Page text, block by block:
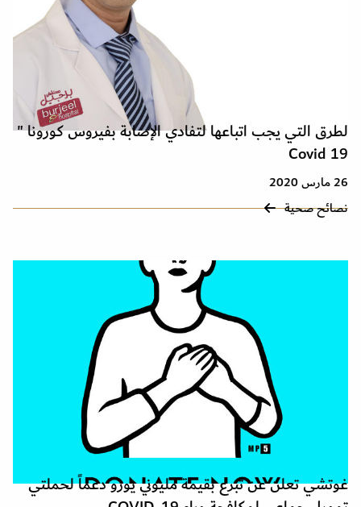
لطرق التي يجب اتباعها لتفادي الإصابة بفيروس كورونا "
Covid 19
26 مارس 2020
نصائح صحية
غوتشي تعلن عن تبرع بقيمة مليوني يورو دعماً لحملتي